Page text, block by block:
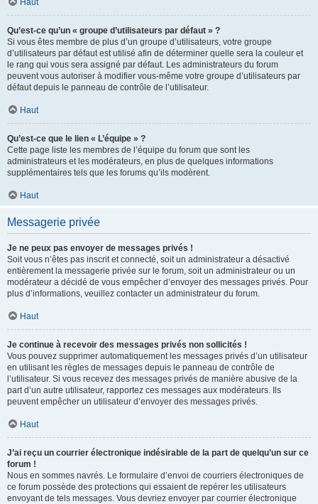
Haut
Qu’est-ce qu’un « groupe d’utilisateurs par défaut » ?
Si vous êtes membre de plus d’un groupe d’utilisateurs, votre groupe
d’utilisateurs par défaut est utilisé afin de déterminer quelle sera la couleur et
le rang qui vous sera assigné par défaut. Les administrateurs du forum
peuvent vous autoriser à modifier vous-même votre groupe d’utilisateurs par
défaut depuis le panneau de contrôle de l’utilisateur.
Haut
Qu’est-ce que le lien « L’équipe » ?
Cette page liste les membres de l’équipe du forum que sont les
administrateurs et les modérateurs, en plus de quelques informations
supplémentaires tels que les forums qu’ils modèrent.
Haut
Messagerie privée
Je ne peux pas envoyer de messages privés !
Soit vous n’êtes pas inscrit et connecté, soit un administrateur a désactivé
entièrement la messagerie privée sur le forum, soit un administrateur ou un
modérateur a décidé de vous empêcher d’envoyer des messages privés. Pour
plus d’informations, veuillez contacter un administrateur du forum.
Haut
Je continue à recevoir des messages privés non sollicités !
Vous pouvez supprimer automatiquement les messages privés d’un utilisateur
en utilisant les règles de messages depuis le panneau de contrôle de
l’utilisateur. Si vous recevez des messages privés de manière abusive de la
part d’un autre utilisateur, rapportez ces messages aux modérateurs. Ils
peuvent empêcher un utilisateur d’envoyer des messages privés.
Haut
J’ai reçu un courrier électronique indésirable de la part de quelqu’un sur ce
forum !
Nous en sommes navrés. Le formulaire d’envoi de courriers électroniques de
ce forum possède des protections qui essaient de repérer les utilisateurs
envoyant de tels messages. Vous devriez envoyer par courrier électronique